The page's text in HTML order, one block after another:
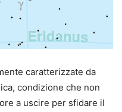
caratterizzate da
condizione che non
a uscire per sfidare il